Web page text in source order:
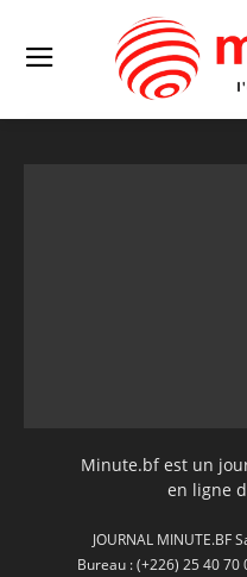
Minute.bf est un
en ligne
JOURNAL MINUTE.BF
Bureau : (+226) 25 40